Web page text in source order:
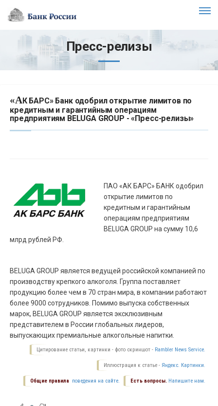
Пресс-релизы
«АК БАРС» Банк одобрил открытие лимитов по
кредитным и гарантийным операциям
предприятиям BELUGA GROUP - «Пресс-релизы»
ПАО «АК БАРС» БАНК одобрил
открытие лимитов по
кредитным и гарантийным
операциям предприятиям
BELUGA GROUP на сумму 10,6
млрд рублей РФ.
BELUGA GROUP является ведущей российской компанией по
производству крепкого алкоголя. Группа поставляет
продукцию более чем в 70 стран мира, в компании работают
более 9000 сотрудников. Помимо выпуска собственных
марок, BELUGA GROUP является эксклюзивным
представителем в России глобальных лидеров,
выпускающих премиальные алкогольные напитки.
Цитирование статьи, картинки - фото скриншот - Rambler News Service.
Иллюстрация к статье - Яндекс. Картинки.
Есть вопросы. Напишите нам.
Общие правила поведения на сайте.